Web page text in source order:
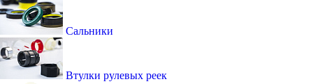
Сальники
Втулки рулевых реек